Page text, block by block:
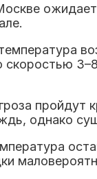
скоростью
пройдут
однако